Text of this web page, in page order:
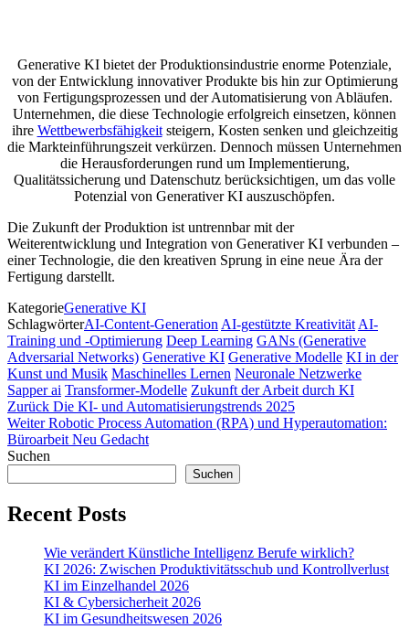
Generative KI bietet der Produktionsindustrie enorme Potenziale,
von der Entwicklung innovativer Produkte bis hin zur Optimierung
von Fertigungsprozessen und der Automatisierung von Abläufen.
Unternehmen, die diese Technologie erfolgreich einsetzen, können
ihre Wettbewerbsfähigkeitsteigern, Kosten senken und gleichzeitig
die Markteinführungszeit verkürzen. Dennoch müssen Unternehmen
die Herausforderungen rund um Implementierung,
Qualitätssicherung und Datenschutz berücksichtigen, um das volle
Potenzial von Generativer KI auszuschöpfen.
Die Zukunft der Produktion ist untrennbar mit der
Weiterentwicklung und Integration von Generativer KI verbunden –
einer Technologie, die den kreativen Sprung in eine neue Ära der
Fertigung darstellt.
KategorieGenerative KI
SchlagwörterAI-Content-Generation AI-gestützte Kreativität AI-
Training und -Optimierung Deep Learning GANs (Generative
Adversarial Networks) Generative KI Generative Modelle KI in der
Kunst und Musik Maschinelles Lernen Neuronale Netzwerke
Sapper ai Transformer-Modelle Zukunft der Arbeit durch KI
Beitragsnavigation
Vorheriger
Beitrag
Zurück Die KI- und Automatisierungstrends 2025
Nächster
Beitrag
Weiter Robotic Process Automation (RPA) und Hyperautomation:
Büroarbeit Neu Gedacht
Suchen
Suchen
Recent Posts
Wie verändert Künstliche Intelligenz Berufe wirklich?
KI 2026: Zwischen Produktivitätsschub und Kontrollverlust
KI im Einzelhandel 2026
KI & Cybersicherheit 2026
KI im Gesundheitswesen 2026